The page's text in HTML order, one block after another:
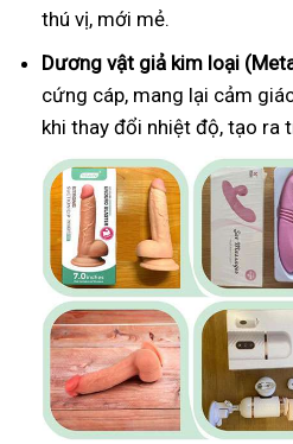
thú vị, mới mẻ.
Dương vật giả kim loại
cứng cáp, mang lại cảm
khi thay đổi nhiệt độ, tạo ra